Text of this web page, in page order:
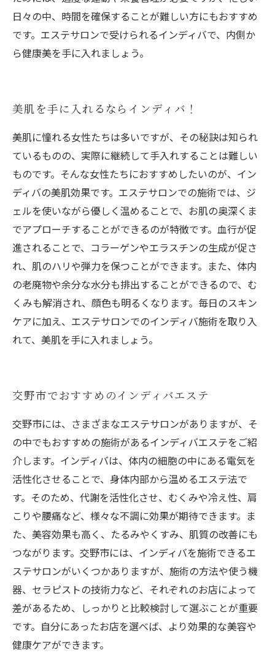
日々の中、時間を確保することが難しい方にもおすすめ
です。エステサロンで受けられるインディバで、内側か
ら健康美を手に入れましょう。
美肌を手に入れるならインディバ！
美肌に憧れる女性たちは多いですが、その秘訣は知られ
ているものの、実際に継続して手入れすることは難しい
ものです。そんな女性たちにおすすめしたいのが、イン
ディバの美肌効果です。エステサロンでの施術では、ジ
ェルを使いながら優しく温めることで、お肌の奥深くま
でアプローチすることができるのが特徴です。血行が促
進されることで、コラーゲンやエラスチンの生成が促さ
れ、肌のハリや弾力を保つことができます。また、体内
の老廃物や余分な水分も排出することができるので、む
くみも解消され、顔色も明るくなります。毎日のスキン
ケアに加え、エステサロンでのインディバ施術を取り入
れて、美肌を手に入れましょう。
交野市でおすすめのインディバエステ
交野市には、さまざまなエステサロンがありますが、そ
の中でもおすすめの施術があるインディバエステをご紹
介します。インディバは、体内の細胞の中にある電気を
活性化させることで、身体内部から温めるエステ法で
す。そのため、代謝を活性化させ、むくみや冷え性、肩
こりや腰痛など、様々な不調に効果が期待できます。ま
た、美容効果も高く、たるみやくすみ、肌質の改善にも
つながります。交野市には、インディバを施術できるエ
ステサロンがいくつかありますが、施術の方法や使う機
器、セラピストの技術力など、それぞれのお店によって
差があるため、しっかりと比較検討して選ぶことが重要
です。自分にあったお店を選べば、より効果的な美容や
健康ケアができます。